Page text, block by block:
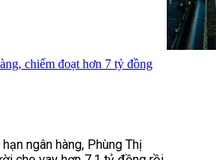
chiếm đoạt hơn 7 tỷ đồng
ngân hàng, Phùng Thị